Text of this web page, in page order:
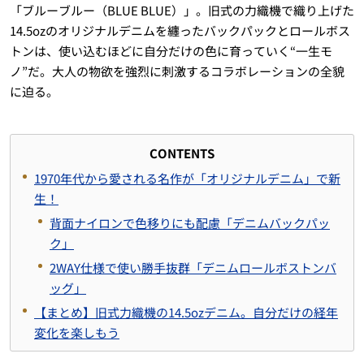
「ブルーブルー（BLUE BLUE）」。旧式の力織機で織り上げた
14.5ozのオリジナルデニムを纏ったバックパックとロールボス
トンは、使い込むほどに自分だけの色に育っていく“一生モ
ノ”だ。大人の物欲を強烈に刺激するコラボレーションの全貌
に迫る。
CONTENTS
1970年代から愛される名作が「オリジナルデニム」で新
生！
背面ナイロンで色移りにも配慮「デニムバックパッ
ク」
2WAY仕様で使い勝手抜群「デニムロールボストンバ
ッグ」
【まとめ】旧式力織機の14.5ozデニム。自分だけの経年
変化を楽しもう